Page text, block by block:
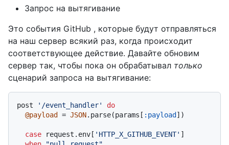
Запрос на вытягивание
Это события GitHub , которые будут отправляться
на наш сервер всякий раз, когда происходит
соответствующее действие. Давайте обновим
сервер так, чтобы пока он обрабатывал только
сценарий запроса на вытягивание:
post '/event_handler'
do
@payload
= JSON.parse(params[ :payload ])
case request.env[ 'HTTP_X_GITHUB_EVENT' ]